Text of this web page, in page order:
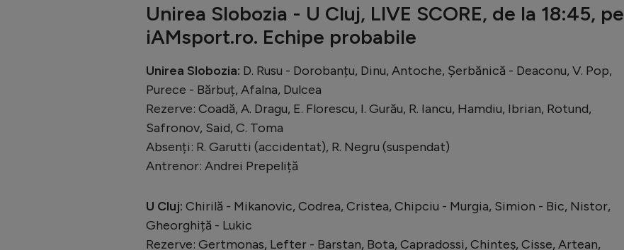
Unirea Slobozia - U Cluj, LIVE SCORE, de la 18:45, pe
iAMsport.ro. Echipe probabile
Unirea Slobozia: D. Rusu - Dorobanțu, Dinu, Antoche, Șerbănică - Deaconu, V. Pop,
Purece - Bărbuț, Afalna, Dulcea
Rezerve: Coadă, A. Dragu, E. Florescu, I. Gurău, R. Iancu, Hamdiu, Ibrian, Rotund,
Safronov, Said, C. Toma
Absenți: R. Garutti (accidentat), R. Negru (suspendat)
Antrenor: Andrei Prepeliță
U Cluj: Chirilă - Mikanovic, Codrea, Cristea, Chipciu - Murgia, Simion - Bic, Nistor,
Gheorghiță - Lukic
Rezerve: Gertmonas, Lefter - Barstan, Bota, Capradossi, Chinteș, Cisse, Artean,